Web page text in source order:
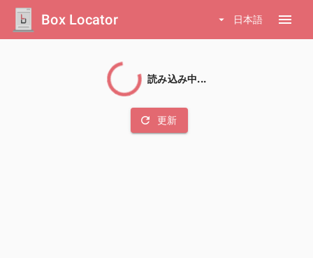
Box Locator arrow_drop_down 日本語 menu
読み込み中...
refresh 更新